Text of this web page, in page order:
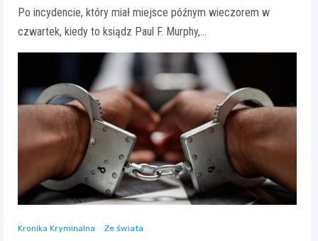
Po incydencie, który miał miejsce późnym wieczorem w
czwartek, kiedy to ksiądz Paul F. Murphy,…
Kronika Kryminalna Ze świata